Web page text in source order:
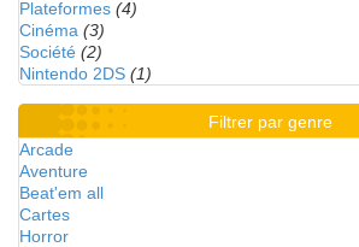
Plateformes (4)
Cinéma (3)
Société (2)
Nintendo 2DS (1)
Filtrer par genre
Arcade
Aventure
Beat'em all
Cartes
Horror